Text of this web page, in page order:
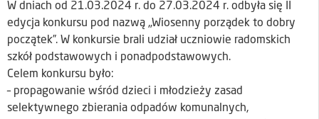
W dniach od 21.03.2024 r. do 27.03.2024 r. odbyła się II
edycja konkursu pod nazwą „Wiosenny porządek to dobry
początek”. W konkursie brali udział uczniowie radomskich
szkół podstawowych i ponadpodstawowych.
Celem konkursu było:
– propagowanie wśród dzieci i młodzieży zasad
selektywnego zbierania odpadów komunalnych,